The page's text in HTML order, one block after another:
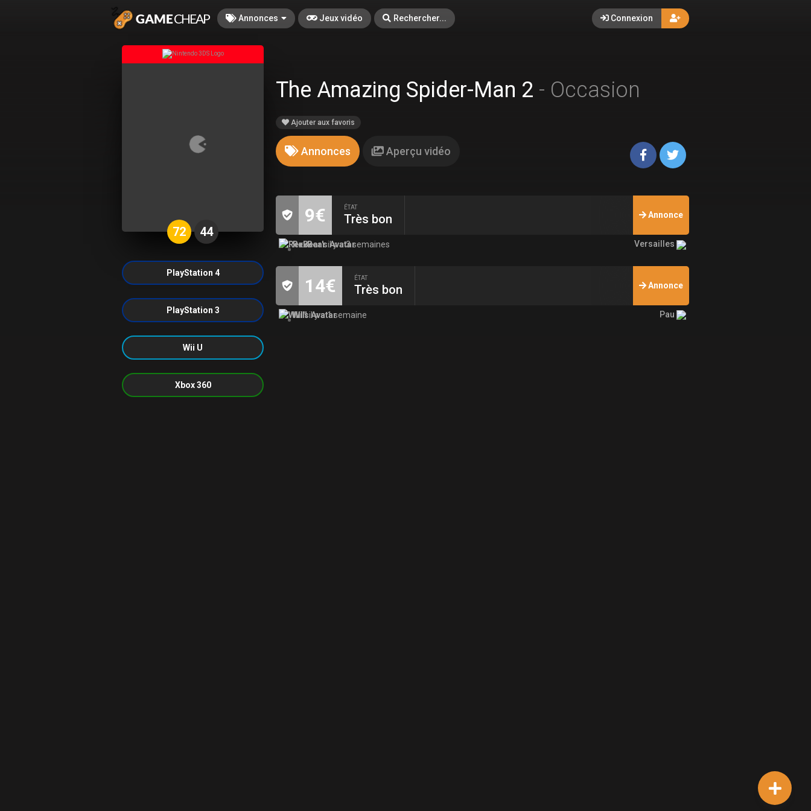
Annonces Jeux vidéo Rechercher... Connexion
72 44
PlayStation 4
PlayStation 3
Wii U
Xbox 360
The Amazing Spider-Man 2 - Occasion
Ajouter aux favoris
Annonces Aperçu vidéo
9€ ÉTAT
Très bon Annonce
RexBearil y a 3 semaines Versailles
14€ ÉTAT
Très bon Annonce
Willil y a 1 semaine Pau